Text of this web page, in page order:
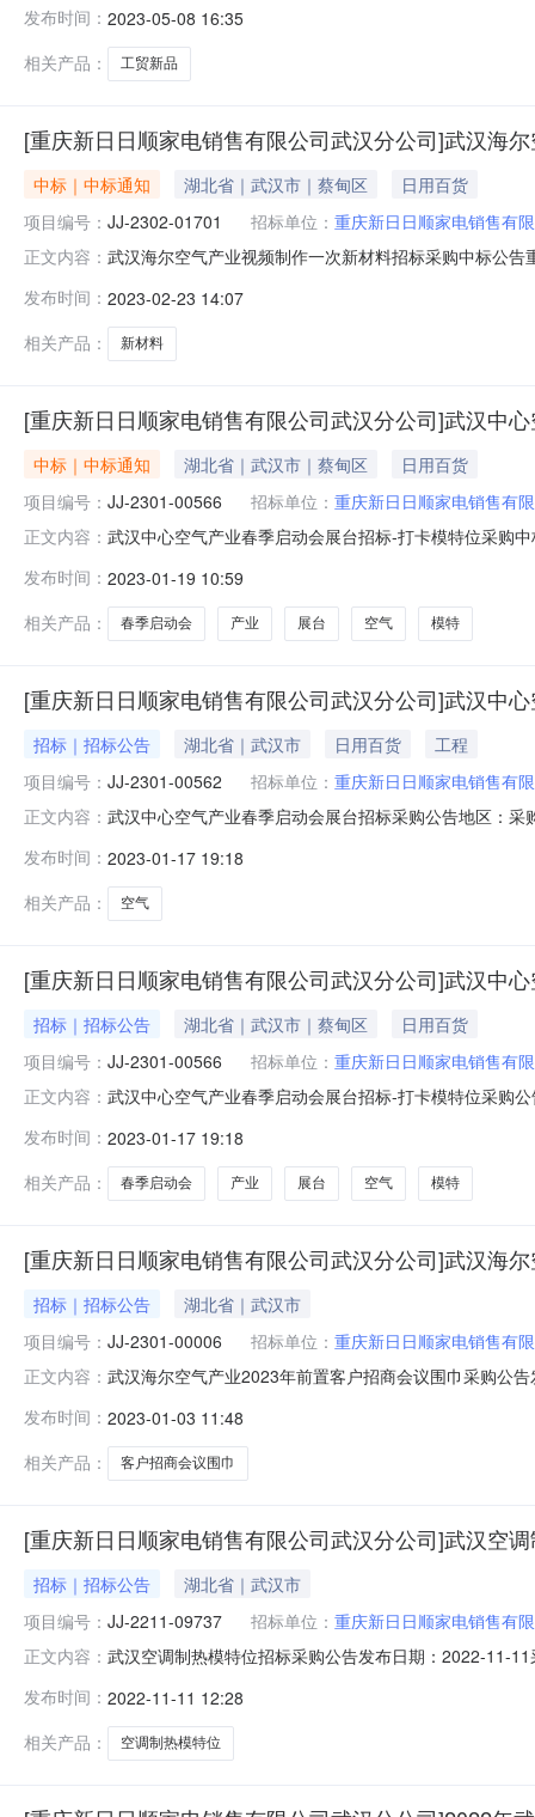
1、在中国境内注册并具有独立法人资格的合法企业；2
和社会保障资金的良好记录，未被法院列
发布时间： 2023-05-08 16:35
相关产品：
工贸新品
[重庆新日日顺家电销售有限公司武汉分公司]武汉海
中标｜中标通知 湖北省｜武汉市｜蔡甸区
日用百货
项目编号： JJ-2302-01701 招标单位： 重庆新日日顺家电销售有
正文内容： 武汉海尔空气产业视频制作一次新材料招标采购中标公
电销售有限公司武汉分公司2023年02月23日附件：
发布时间： 2023-02-23 14:07
相关产品：
新材料
[重庆新日日顺家电销售有限公司武汉分公司]武汉中
中标｜中标通知 湖北省｜武汉市｜蔡甸区
日用百货
项目编号： JJ-2301-00566 招标单位： 重庆新日日顺家电销售有
正文内容： 武汉中心空气产业春季启动会展台招标-打卡模特位采购
播有限责任公司重庆新日日顺家电销售有限公司武汉分
发布时间： 2023-01-19 10:59
相关产品：
春季启动会 产业 展台 空气 模特
[重庆新日日顺家电销售有限公司武汉分公司]武汉中
招标｜招标公告 湖北省｜武汉市 日用百货
工程
项目编号： JJ-2301-00562 招标单位： 重庆新日日顺家电销售有
正文内容： 武汉中心空气产业春季启动会展台招标采购公告地区：
并具有独立法人资格的合法企业；2、具有良好的商业信
好记录，未被法院列入失信企业，
发布时间： 2023-01-17 19:18
相关产品：
空气
[重庆新日日顺家电销售有限公司武汉分公司]武汉中
招标｜招标公告 湖北省｜武汉市｜蔡甸区
日用百货
项目编号： JJ-2301-00566 招标单位： 重庆新日日顺家电销售有
正文内容： 武汉中心空气产业春季启动会展台招标-打卡模特位采购
求：1、在中国境内注册并具有独立法人资格的合法企业
税收和社会保障资金的良好记录
发布时间： 2023-01-17 19:18
相关产品：
春季启动会 产业 展台 空气 模特
[重庆新日日顺家电销售有限公司武汉分公司]武汉海
招标｜招标公告
湖北省｜武汉市
项目编号： JJ-2301-00006 招标单位： 重庆新日日顺家电销售有
正文内容： 武汉海尔空气产业2023年前置客户招商会议围巾采购公
标方式：邀请加公开交货地点和时间：物资名称及数量
商业信誉和
发布时间： 2023-01-03 11:48
相关产品：
客户招商会议围巾
[重庆新日日顺家电销售有限公司武汉分公司]武汉空
招标｜招标公告
湖北省｜武汉市
项目编号： JJ-2211-09737 招标单位： 重庆新日日顺家电销售有
正文内容： 武汉空调制热模特位招标采购公告发布日期：2022-11-
数量：请点击左下角物资明细表查看。二、投标人资格
停业、财产被接
发布时间： 2022-11-11 12:28
相关产品：
空调制热模特位